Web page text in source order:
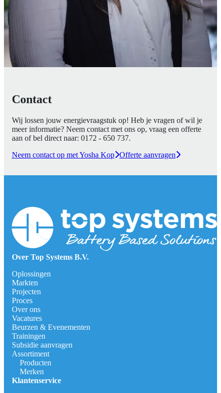
Contact
Wij lossen jouw energievraagstuk op! Heb je vragen of wil je
meer informatie? Neem contact met ons op, vraag een offerte
aan of bel direct naar: 0172 - 650 737.
Neem contact op met Yosha Kop Offerte aanvragen
Over Top Systems B.V.
Oplossingen
Markten
Projecten
Proces
Over ons
Vacatures
Beurzen & Evenementen
Trainingen
Subsidie aanvragen
Assortiment
Producten
Merken
Klantenservice